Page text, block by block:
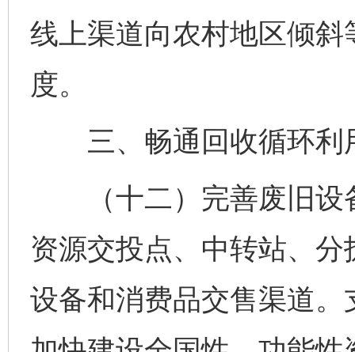
线上渠道向农村地区倾
度。
三、畅通回收循环利
（十二）完善废旧设
资源交投点、中转站、
设备和消费品交售渠道